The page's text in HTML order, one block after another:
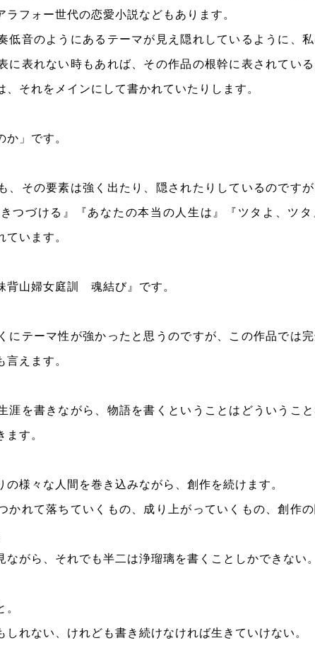
ラフォー世代の恋愛小説などもあります。
低音のようにあるテーマが見え隠れしているように、
に表れない時もあれば、その作品の根幹に表されてい
、それをメインにして書かれていたりします。
」です。
、その要素は強く出たり、隠されたりしているのです
つづける』『あなたの本当の人生は』『ツタよ、ツ
います。
山婦女庭訓 魂結び』です。
にテーマ性が強かったと思うのですが、この作品では
言えます。
涯を書きながら、物語を書くということはどういうこ
ます。
様々な人間を巻き込みながら、創作を続けます。
かれて落ちていくもの、成り上がっていくもの、創作
ながら、それでも半二は浄瑠璃を書くことしかできない。
れない、けれども書き続けなければ生きていけない。